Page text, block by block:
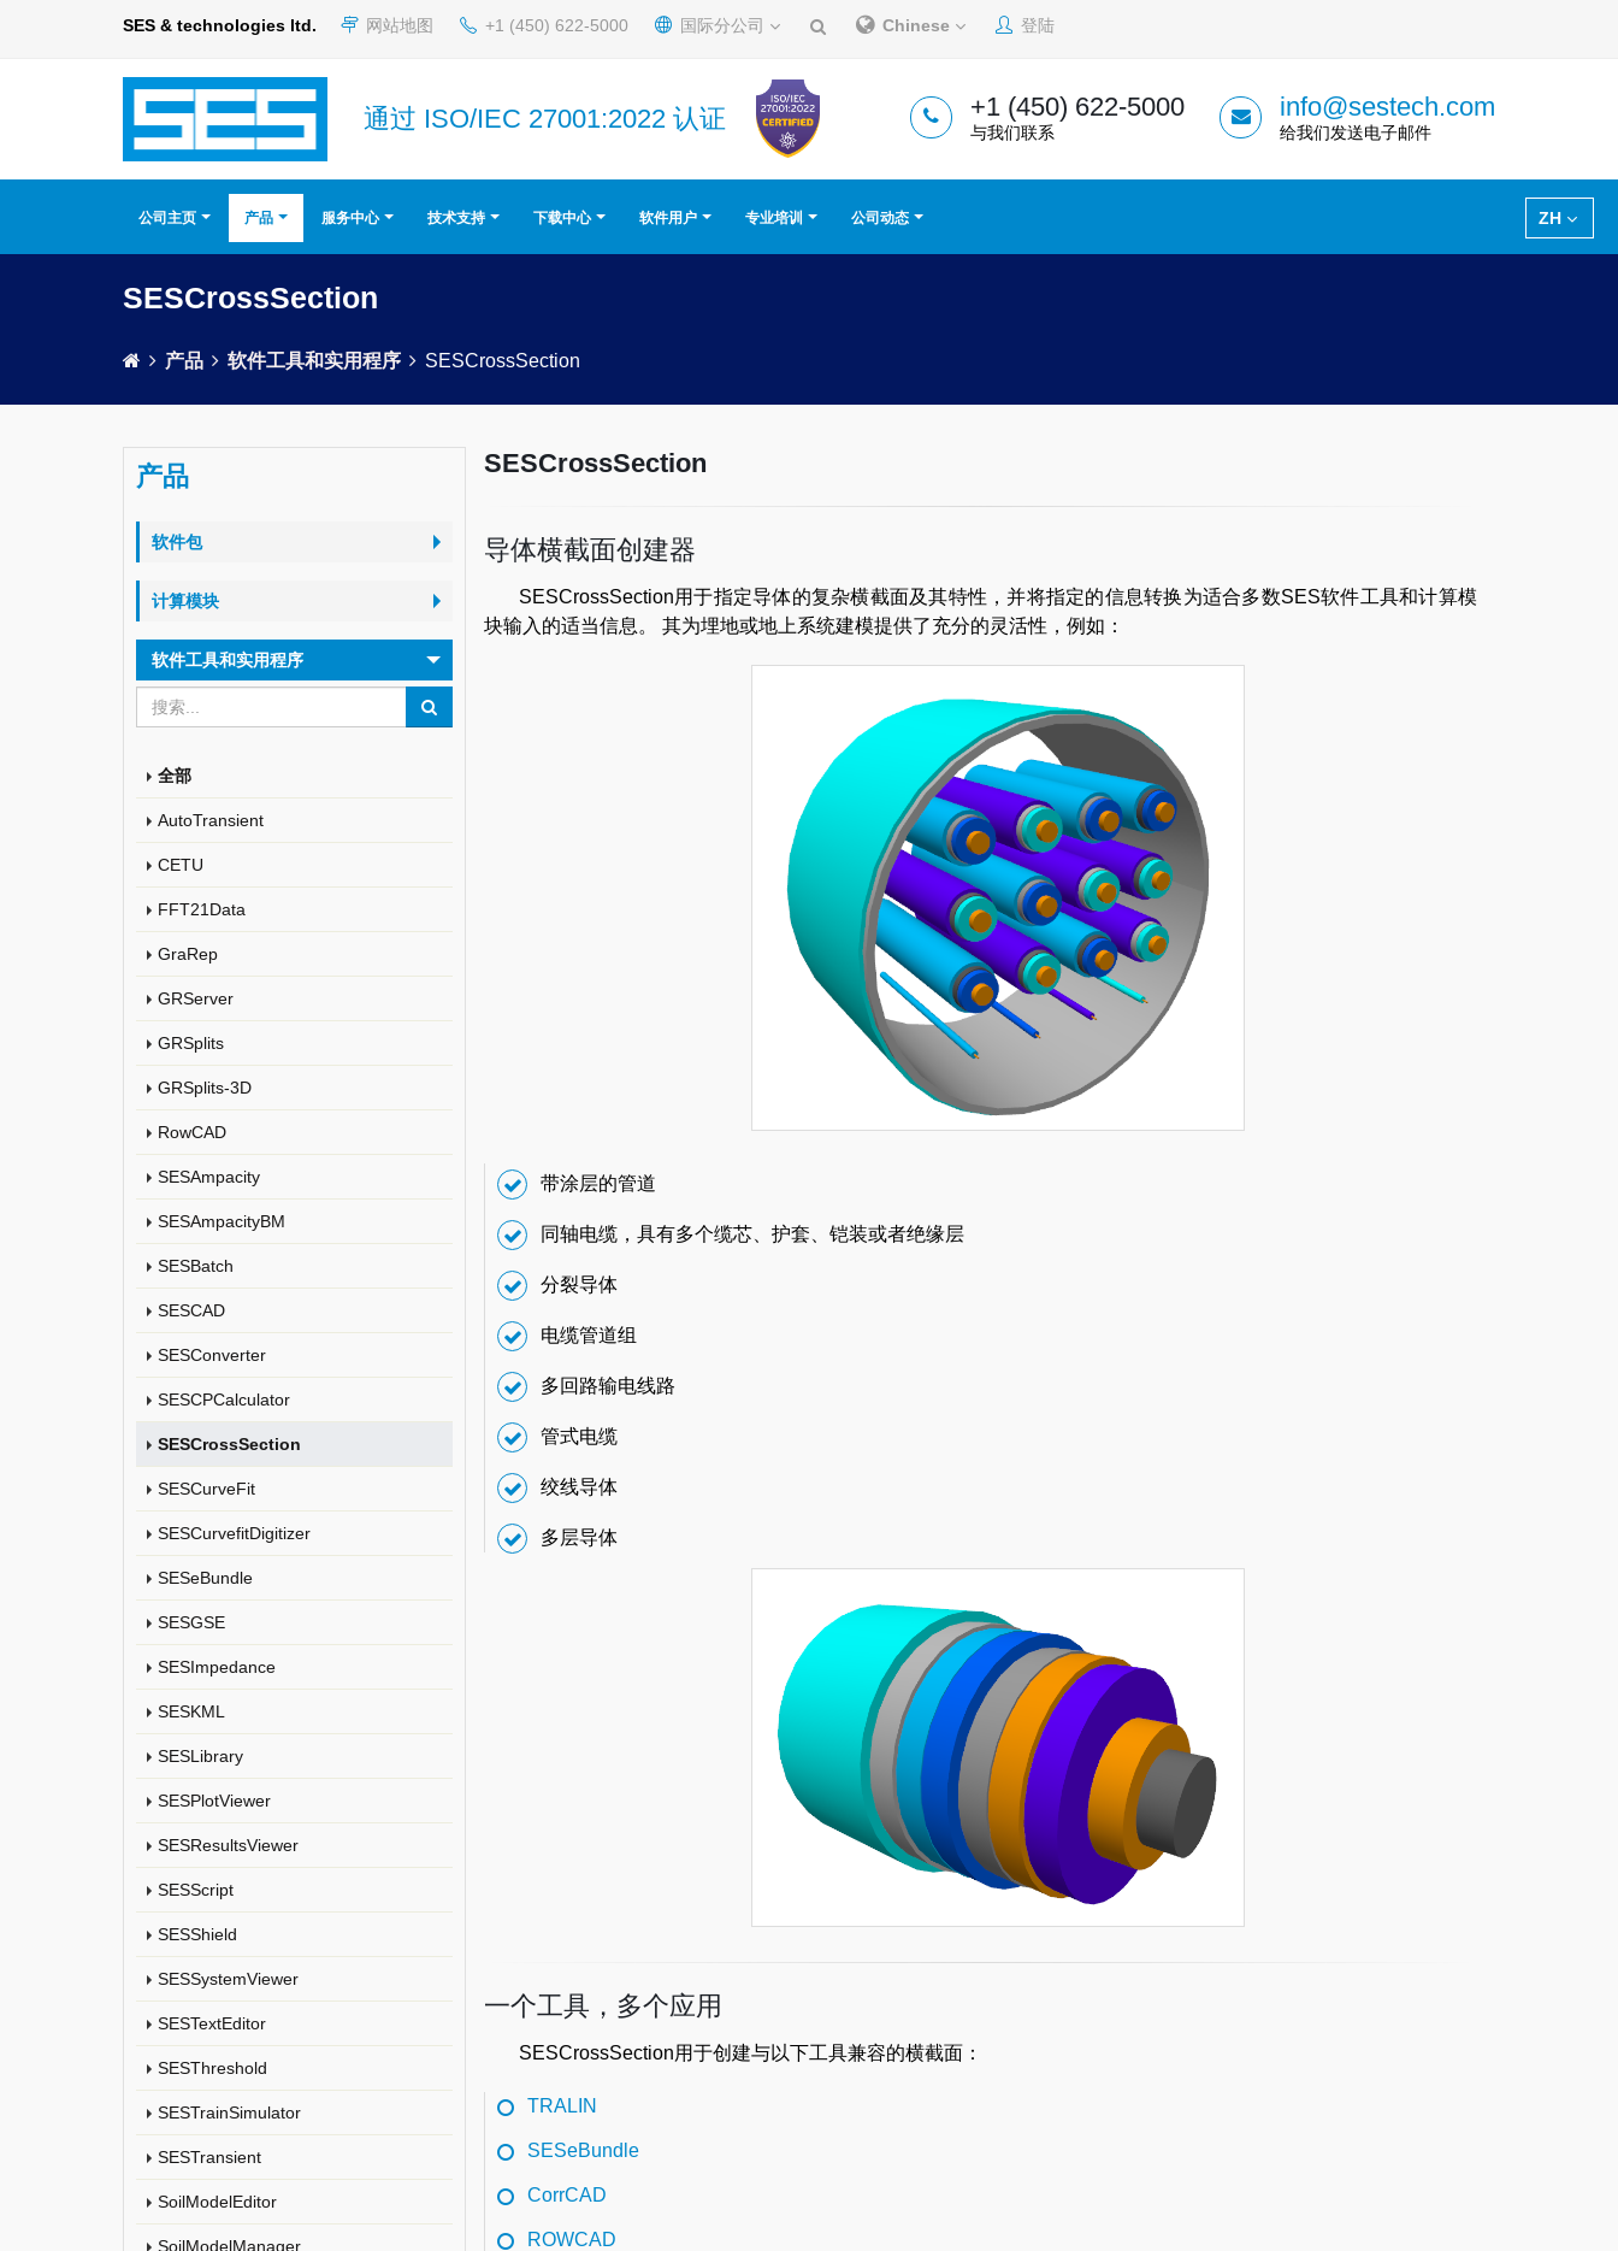
SES & technologies ltd. 网站地图 +1 (450) 622-5000 国际分公司 Chinese 登陆
通过 ISO/IEC 27001:2022 认证 +1 (450) 622-5000
与我们联系
info@sestech.com
给我们发送电子邮件
ZH
公司主页 产品 服务中心 技术支持 下载中心 软件用户 专业培训 公司动态
SESCrossSection
产品 软件工具和实用程序 SESCrossSection
产品
软件包
计算模块
软件工具和实用程序
全部
AutoTransient
CETU
FFT21Data
GraRep
GRServer
GRSplits
GRSplits-3D
RowCAD
SESAmpacity
SESAmpacityBM
SESBatch
SESCAD
SESConverter
SESCPCalculator
SESCrossSection
SESCurveFit
SESCurvefitDigitizer
SESeBundle
SESGSE
SESImpedance
SESKML
SESLibrary
SESPlotViewer
SESResultsViewer
SESScript
SESShield
SESSystemViewer
SESTextEditor
SESThreshold
SESTrainSimulator
SESTransient
SoilModelEditor
SoilModelManager
SESCrossSection
导体横截面创建器
SESCrossSection用于指定导体的复杂横截面及其特性，并将指定的信息转换为适合多数SES软件工具和计算模
块输入的适当信息。 其为埋地或地上系统建模提供了充分的灵活性，例如：
带涂层的管道
同轴电缆，具有多个缆芯、护套、铠装或者绝缘层
分裂导体
电缆管道组
多回路输电线路
管式电缆
绞线导体
多层导体
一个工具，多个应用
SESCrossSection用于创建与以下工具兼容的横截面：
TRALIN
SESeBundle
CorrCAD
ROWCAD